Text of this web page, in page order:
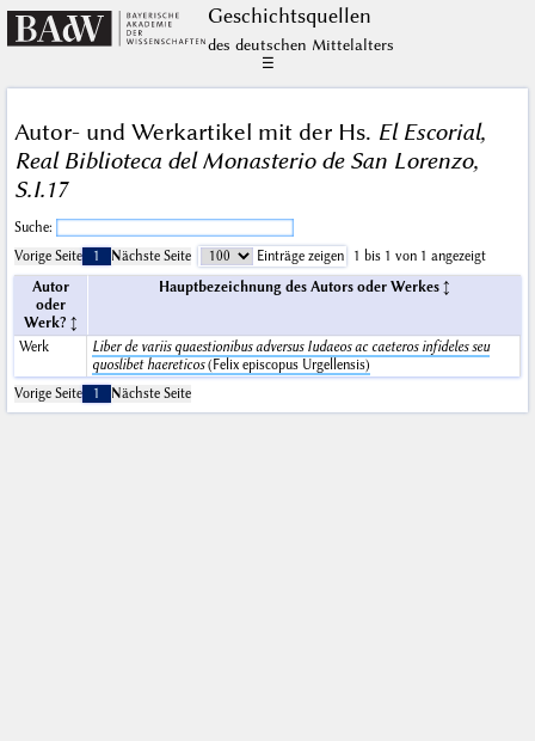
Geschichts­quellen
des deutschen Mittelalters
☰
Autor- und Werkartikel mit der Hs. El Escorial,
Real Biblioteca del Monasterio de San Lorenzo,
S.I.17
Suche:
Vorige Seite
1 Nächste Seite Einträge zeigen
1 bis 1 von 1 angezeigt
Autor
oder
Werk?
Hauptbezeichnung des Autors oder Werkes
Werk
Liber de variis quaestionibus adversus Iudaeos ac caeteros infideles seu
quoslibet haereticos(Felix episcopus Urgellensis)
Vorige Seite
1 Nächste Seite